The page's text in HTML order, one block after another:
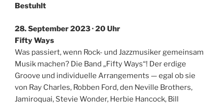
Bestuhlt
28. September 2023 · 20 Uhr
Fifty Ways
Was passiert, wenn Rock- und Jazzmusiker gemeinsam
Musik machen? Die Band „Fifty Ways“! Der erdige
Groove und individuelle Arrangements — egal ob sie
von Ray Charles, Robben Ford, den Neville Brothers,
Jamiroquai, Stevie Wonder, Herbie Hancock, Bill